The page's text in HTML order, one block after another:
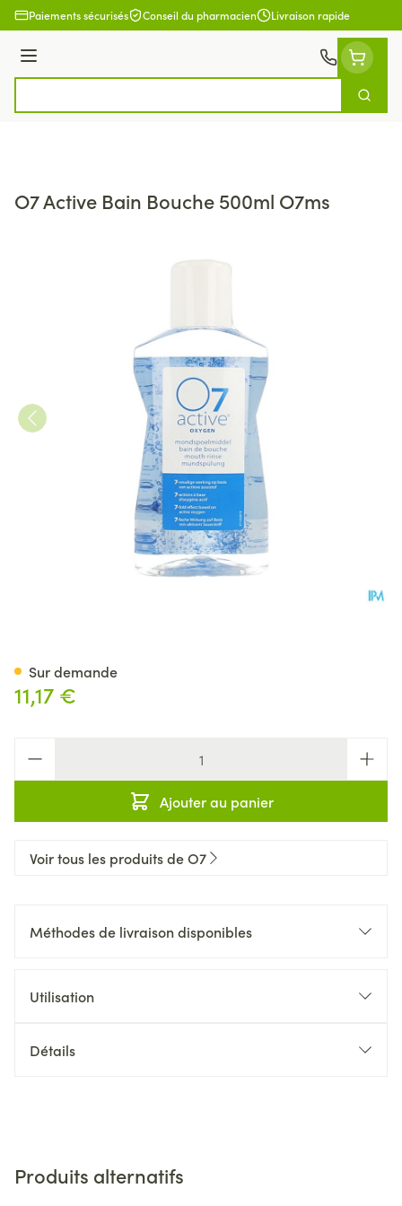
Aller au contenu
Paiements sécurisés Conseil du pharmacien Livraison rapide
Menu
O7 Active Bain Bouche 500ml O7ms
11,17 €
Ajouter au panier
Sur demande
Voir tous les produits de O7
Méthodes de livraison disponibles
Utilisation
Détails
Produits alternatifs